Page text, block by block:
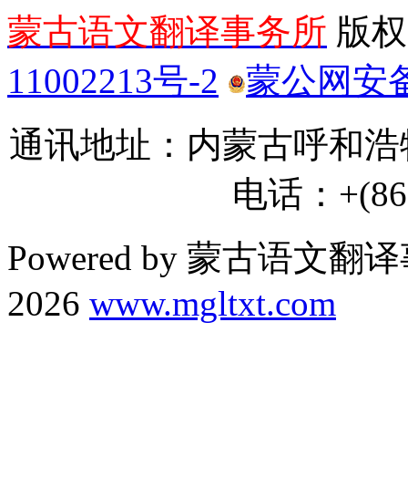
蒙古语文翻译事务所 版
11002213号-2
蒙公网安
通讯地址：内蒙古呼和
电话：
Powered by 蒙古语文翻
2026 www.mgltxt.com